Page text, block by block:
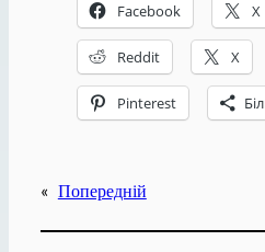
Facebook X
Reddit X
Pinterest
« Попередній